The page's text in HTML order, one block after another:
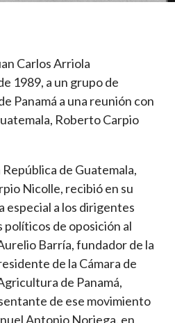
Carlos Arriola
1989, a un grupo de
Panamá a una reunión con
Roberto Carpio
de Guatemala,
Nicolle, recibió en su
especial a los dirigentes
políticos de oposición al
Barría, fundador de la
de la Cámara de
de Panamá,
de ese movimiento
Antonio Noriega, en